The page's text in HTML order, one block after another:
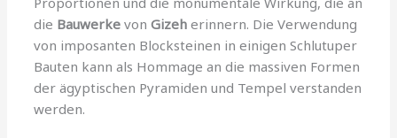
die Bauwerke vonGizeh erinnern. Die Verwendung
von imposanten Blocksteinen in einigen Schlutuper
Bauten kann als Hommage an die massiven Formen
der ägyptischen Pyramiden und Tempel verstanden
werden.